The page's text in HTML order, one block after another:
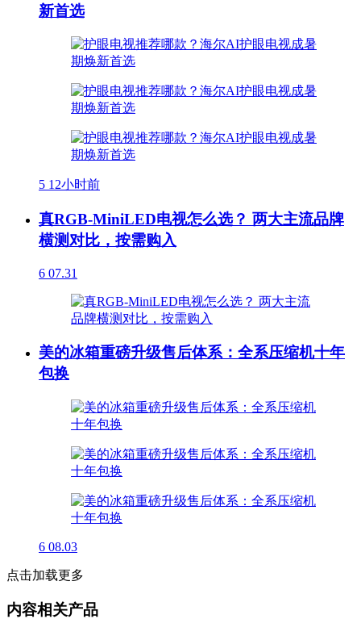
新首选
5 12小时前
真RGB-MiniLED电视怎么选？ 两大主流品牌
横测对比，按需购入
6 07.31
美的冰箱重磅升级售后体系：全系压缩机十年
包换
6 08.03
点击加载更多
内容相关产品